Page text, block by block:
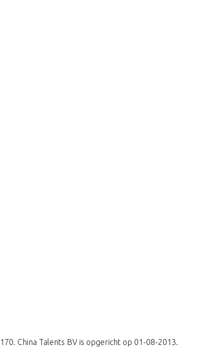
China Talents BV is opgericht op 01-08-2013.